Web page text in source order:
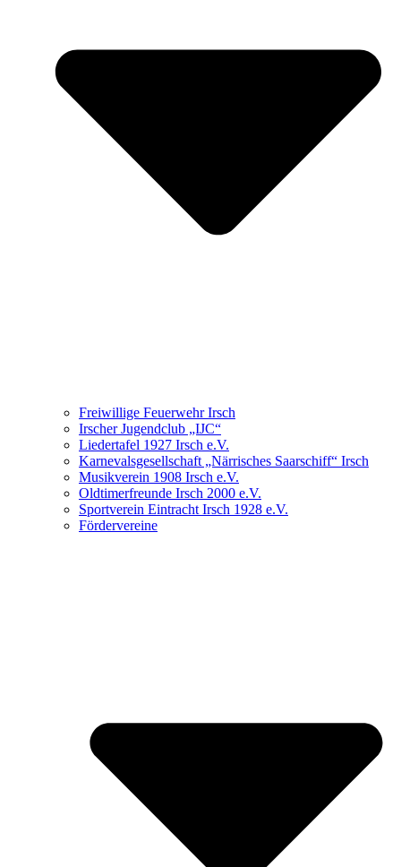
Freiwillige Feuerwehr Irsch
Irscher Jugendclub „IJC“
Liedertafel 1927 Irsch e.V.
Karnevalsgesellschaft „Närrisches Saarschiff“ Irsch
Musikverein 1908 Irsch e.V.
Oldtimerfreunde Irsch 2000 e.V.
Sportverein Eintracht Irsch 1928 e.V.
Fördervereine